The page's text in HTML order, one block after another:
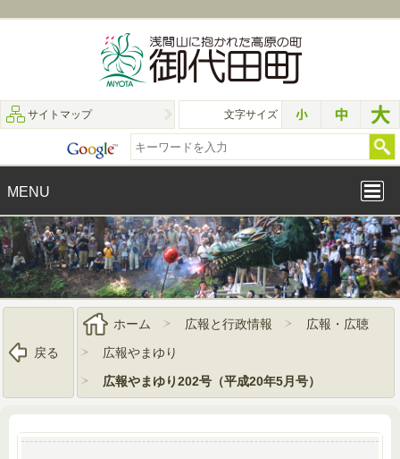
サイトマップ 文字サイズ
MENU
戻る
ホーム 広報と行政情報
広報・広聴
広報やまゆり
広報やまゆり202号（平成20年5月号）